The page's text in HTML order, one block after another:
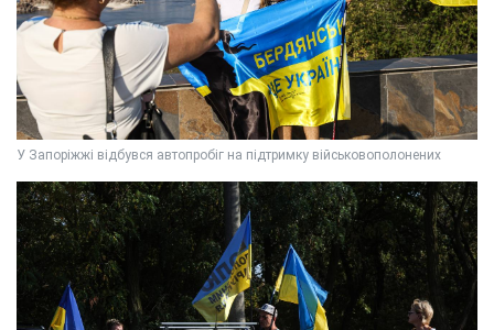
У Запоріжжі відбувся автопробіг на підтримку військовополонених